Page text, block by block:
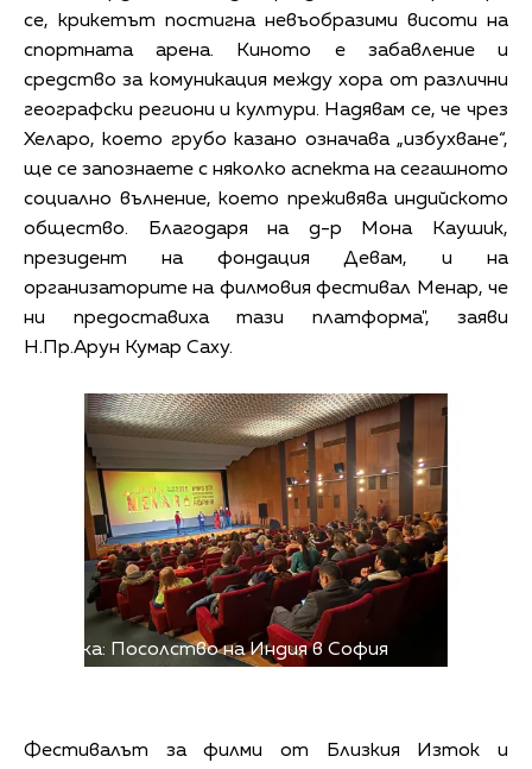
се, крикетът постигна невъобразими висоти на
спортната арена. Киното е забавление и
средство за комуникация между хора от различни
географски региони и култури. Надявам се, че чрез
Хеларо, което грубо казано означава „избухване“,
ще се запознаете с няколко аспекта на сегашното
социално вълнение, което преживява индийското
общество. Благодаря на д-р Мона Каушик,
президент на фондация Девам, и на
организаторите на филмовия фестивал Менар, че
ни предоставиха тази платформа", заяви
Н.Пр.Арун Кумар Саху.
Снимка: Посолство на Индия в София
Фестивалът за филми от Близкия Изток и